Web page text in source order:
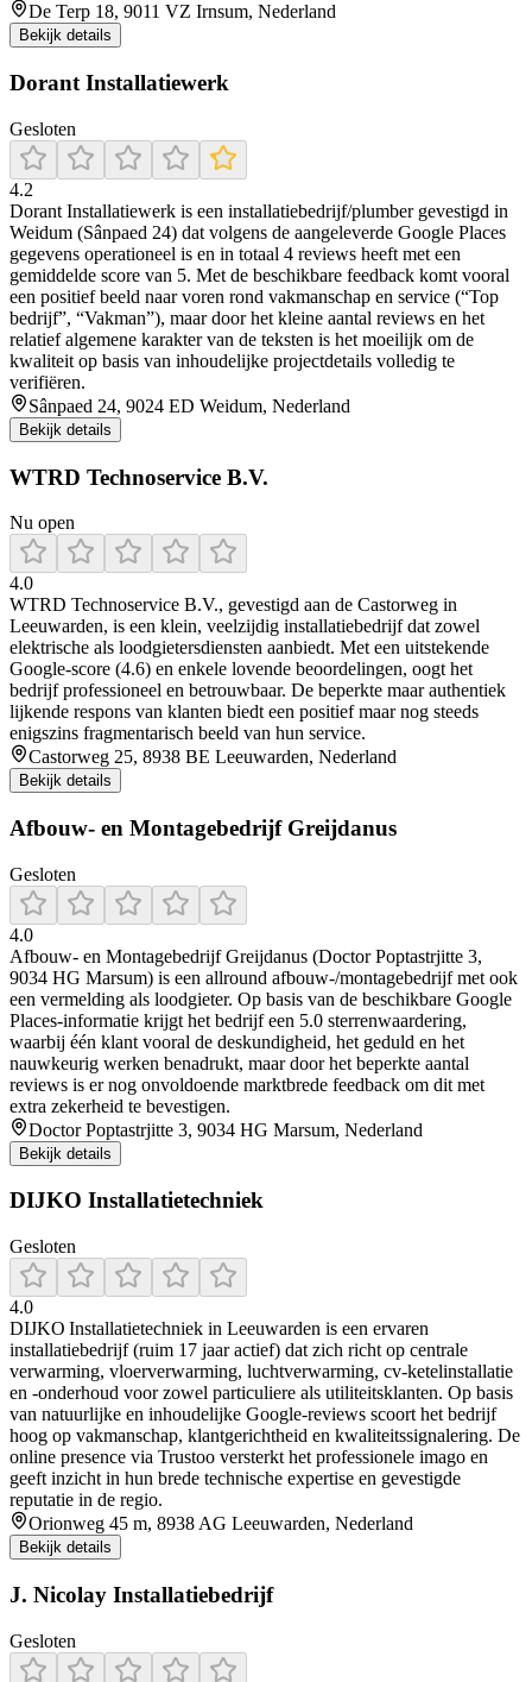
De Terp 18, 9011 VZ Irnsum, Nederland
Bekijk details
Dorant Installatiewerk
Gesloten
4.2
Dorant Installatiewerk is een installatiebedrijf/plumber gevestigd in
Weidum (Sânpaed 24) dat volgens de aangeleverde Google Places
gegevens operationeel is en in totaal 4 reviews heeft met een
gemiddelde score van 5. Met de beschikbare feedback komt vooral
een positief beeld naar voren rond vakmanschap en service (“Top
bedrijf”, “Vakman”), maar door het kleine aantal reviews en het
relatief algemene karakter van de teksten is het moeilijk om de
kwaliteit op basis van inhoudelijke projectdetails volledig te
verifiëren.
Sânpaed 24, 9024 ED Weidum, Nederland
Bekijk details
WTRD Technoservice B.V.
Nu open
4.0
WTRD Technoservice B.V., gevestigd aan de Castorweg in
Leeuwarden, is een klein, veelzijdig installatiebedrijf dat zowel
elektrische als loodgietersdiensten aanbiedt. Met een uitstekende
Google-score (4.6) en enkele lovende beoordelingen, oogt het
bedrijf professioneel en betrouwbaar. De beperkte maar authentiek
lijkende respons van klanten biedt een positief maar nog steeds
enigszins fragmentarisch beeld van hun service.
Castorweg 25, 8938 BE Leeuwarden, Nederland
Bekijk details
Afbouw- en Montagebedrijf Greijdanus
Gesloten
4.0
Afbouw- en Montagebedrijf Greijdanus (Doctor Poptastrjitte 3,
9034 HG Marsum) is een allround afbouw-/montagebedrijf met ook
een vermelding als loodgieter. Op basis van de beschikbare Google
Places-informatie krijgt het bedrijf een 5.0 sterrenwaardering,
waarbij één klant vooral de deskundigheid, het geduld en het
nauwkeurig werken benadrukt, maar door het beperkte aantal
reviews is er nog onvoldoende marktbrede feedback om dit met
extra zekerheid te bevestigen.
Doctor Poptastrjitte 3, 9034 HG Marsum, Nederland
Bekijk details
DIJKO Installatietechniek
Gesloten
4.0
DIJKO Installatietechniek in Leeuwarden is een ervaren
installatiebedrijf (ruim 17 jaar actief) dat zich richt op centrale
verwarming, vloerverwarming, luchtverwarming, cv-ketelinstallatie
en -onderhoud voor zowel particuliere als utiliteitsklanten. Op basis
van natuurlijke en inhoudelijke Google-reviews scoort het bedrijf
hoog op vakmanschap, klantgerichtheid en kwaliteitssignalering. De
online presence via Trustoo versterkt het professionele imago en
geeft inzicht in hun brede technische expertise en gevestigde
reputatie in de regio.
Orionweg 45 m, 8938 AG Leeuwarden, Nederland
Bekijk details
J. Nicolay Installatiebedrijf
Gesloten